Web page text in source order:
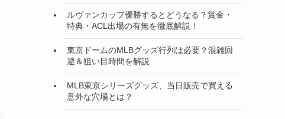
ルヴァンカップ優勝するとどうなる？賞金・
特典・ACL出場の有無を徹底解説！
東京ドームのMLBグッズ行列は必要？混雑回
避＆狙い目時間を解説
MLB東京シリーズグッズ、当日販売で買える
意外な穴場とは？